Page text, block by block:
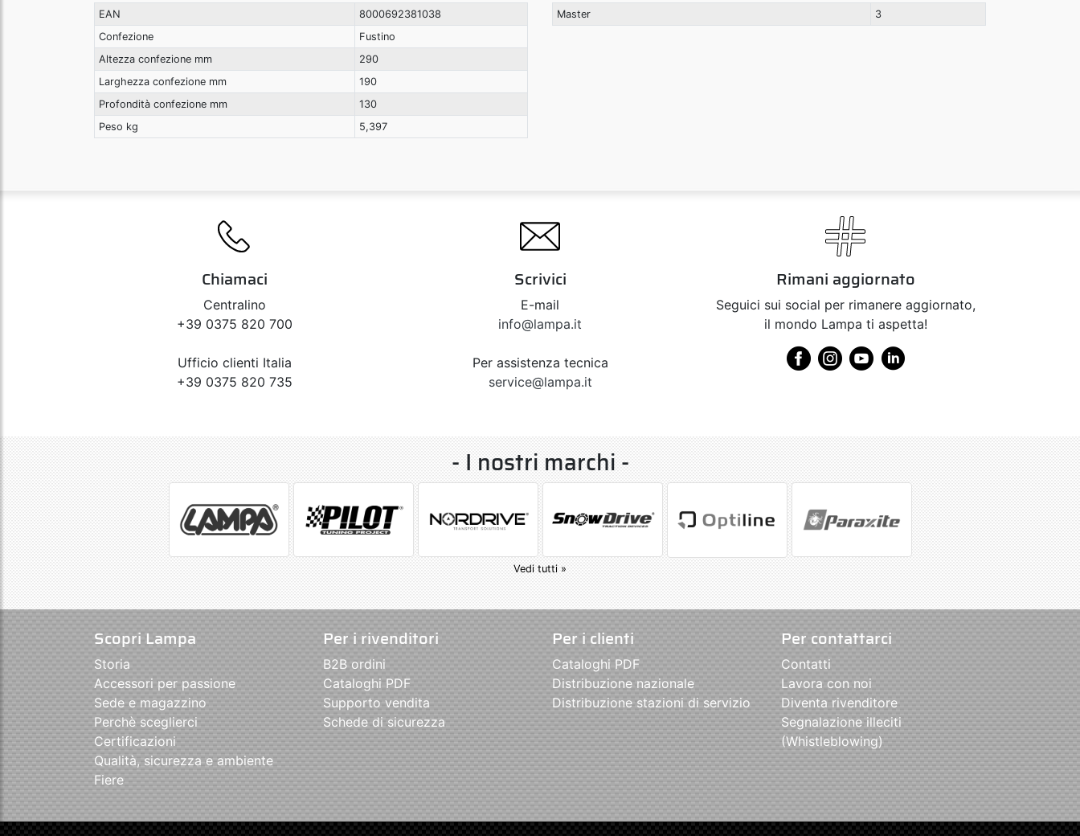
EAN
8000692381038
Confezione
Fustino
Altezza confezione mm
290
Larghezza confezione mm
190
Profondità confezione mm
130
Peso kg
5,397
Master 3
Chiamaci
Centralino
+39 0375 820 700
Ufficio clienti Italia
+39 0375 820 735
Scrivici
E-mail
info@lampa.it
Per assistenza tecnica
service@lampa.it
Rimani aggiornato
Seguici sui social per rimanere aggiornato,
il mondo Lampa ti aspetta!
- I nostri marchi -
Vedi tutti »
Scopri Lampa
Storia
Accessori per passione
Sede e magazzino
Perchè sceglierci
Certificazioni
Qualità, sicurezza e ambiente
Fiere
Per i rivenditori
B2B ordini
Cataloghi PDF
Supporto vendita
Schede di sicurezza
Per i clienti
Cataloghi PDF
Distribuzione nazionale
Distribuzione stazioni di servizio
Per contattarci
Contatti
Lavora con noi
Diventa rivenditore
Segnalazione illeciti
(Whistleblowing)